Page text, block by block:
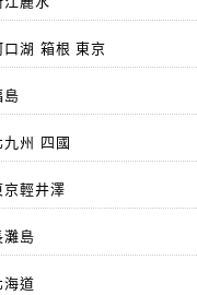
口湖 箱根 東京
島
九州 四國
京輕井澤
灘島
海道